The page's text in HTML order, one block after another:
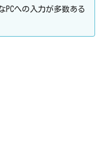
PCへの入力が多数ある